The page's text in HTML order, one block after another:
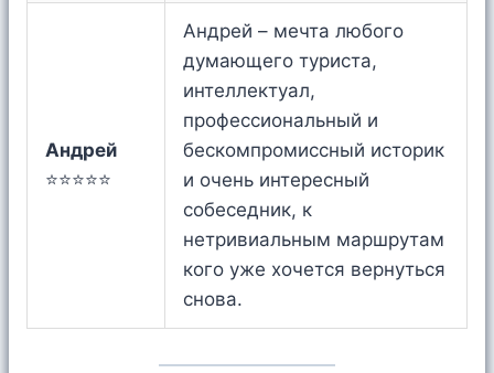
Андрей
⭐⭐⭐⭐⭐
Андрей – мечта любого
думающего туриста,
интеллектуал,
профессиональный и
бескомпромиссный историк
и очень интересный
собеседник, к
нетривиальным маршрутам
кого уже хочется вернуться
снова.